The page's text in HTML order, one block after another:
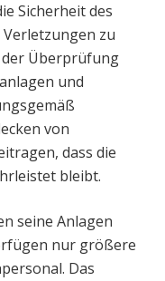
Sicherheit des
zu
der Überprüfung
und
von
dass die
bleibt.
seine Anlagen
nur größere
Das